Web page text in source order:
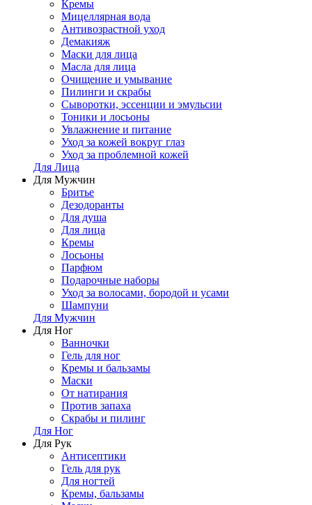
Кремы
Мицеллярная вода
Антивозрастной уход
Демакияж
Маски для лица
Масла для лица
Очищение и умывание
Пилинги и скрабы
Сыворотки, эссенции и эмульсии
Тоники и лосьоны
Увлажнение и питание
Уход за кожей вокруг глаз
Уход за проблемной кожей
Для Лица
Для Мужчин
Бритье
Дезодоранты
Для душа
Для лица
Кремы
Лосьоны
Парфюм
Подарочные наборы
Уход за волосами, бородой и усами
Шампуни
Для Мужчин
Для Ног
Ванночки
Гель для ног
Кремы и бальзамы
Маски
От натирания
Против запаха
Скрабы и пилинг
Для Ног
Для Рук
Антисептики
Гель для рук
Для ногтей
Кремы, бальзамы